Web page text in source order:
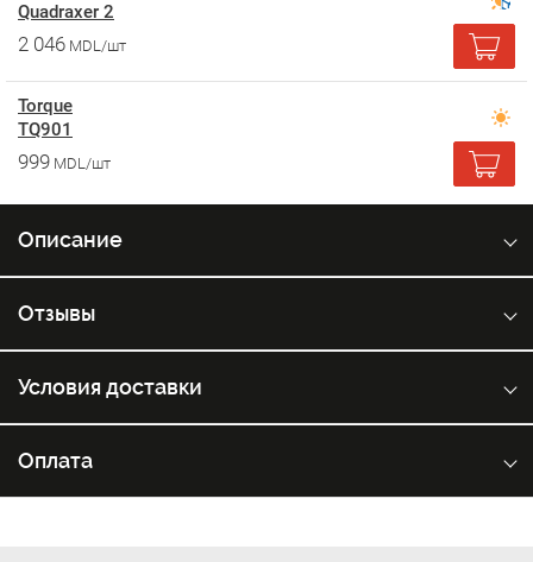
Quadraxer 2
2 046 MDL/шт
Torque
TQ901
999 MDL/шт
Описание
Отзывы
Условия доставки
Оплата